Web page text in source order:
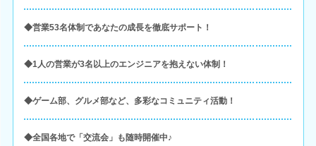
◆営業53名体制であなたの成長を徹底サポート！
◆1人の営業が3名以上のエンジニアを抱えない体制！
◆ゲーム部、グルメ部など、多彩なコミュニティ活動！
◆全国各地で「交流会」も随時開催中♪